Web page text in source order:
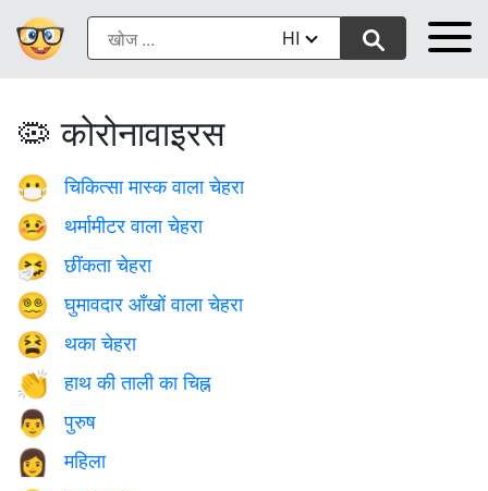
HI
🦠 कोरोनावाइरस
😷 चिकित्सा मास्क वाला चेहरा
🤒 थर्मामीटर वाला चेहरा
🤧 छींकता चेहरा
😵‍💫 घुमावदार आँखों वाला चेहरा
😫 थका चेहरा
👏 हाथ की ताली का चिह्न
👨 पुरुष
👩 महिला